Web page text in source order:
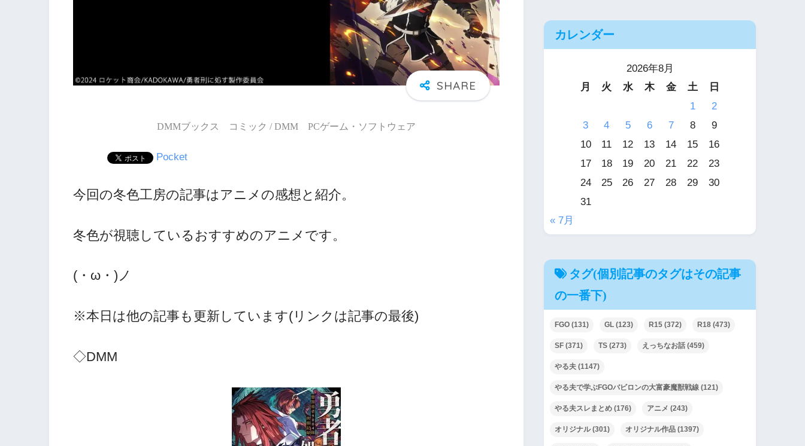
DMMブックス コミック / DMM PCゲーム・ソフトウェア
Pocket
今回の冬色工房の記事はアニメの感想と紹介。
冬色が視聴しているおすすめのアニメです。
(・ω・)ノ
※本日は他の記事も更新しています(リンクは記事の最後)
◇DMM
カレンダー
2026年8月
月
火 水 木 金 土
日
1
2
3
4 5 6 7 8
9
10
11 12 13 14 15
16
17
18 19 20 21 22
23
24
25 26 27 28 29
30
31
« 7月
タグ(個別記事のタグはその記事
の一番下)
FGO (131) GL (123) R15 (372) R18 (473)
SF (371) TS (273) えっちなお話 (459)
やる夫 (1147)
やる夫で学ぶFGOバビロンの大富豪魔獣戦線 (121)
やる夫スレまとめ (176) アニメ (243)
オリジナル(301) オリジナル作品 (1397)